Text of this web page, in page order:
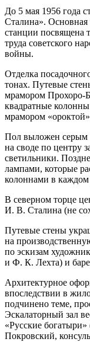
До 5 мая 1956 года
Сталина». Основная
станции посвящена
труда советского
войны.
Отделка
тонах. Путевые
мрамором Прохоро-
квадратные
мрамором
Пол выложен серым
на своде по центру
светильники.
лампами, которые
колоннами в каждом
В северном торце
И. В. Сталина (не
Путевые стены
на
по эскизам
и Ф. К. Лехта) и
Архитектурное
впоследствии в
подчинено теме,
Эскалаторный зал
«Русские
Покровский,